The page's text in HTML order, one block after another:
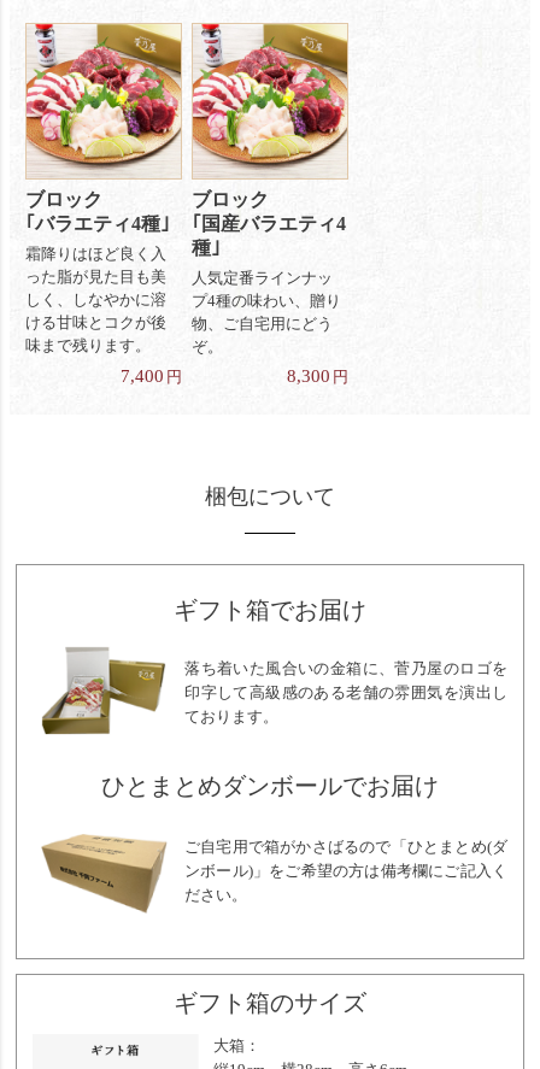
ブロック
｢バラエティ4種｣
霜降りはほど良く入
った脂が見た目も美
しく、しなやかに溶
ける甘味とコクが後
味まで残ります。
7,400 円
ブロック
｢国産バラエティ4
種｣
人気定番ラインナッ
プ4種の味わい、贈り
物、ご自宅用にどう
ぞ。
8,300 円
梱包について
ギフト箱でお届け
落ち着いた風合いの金箱に、菅乃屋のロゴを
印字して高級感のある老舗の雰囲気を演出し
ております。
ひとまとめダンボールでお届け
ご自宅用で箱がかさばるので「ひとまとめ(ダ
ンボール)」をご希望の方は備考欄にご記入く
ださい。
ギフト箱のサイズ
大箱：